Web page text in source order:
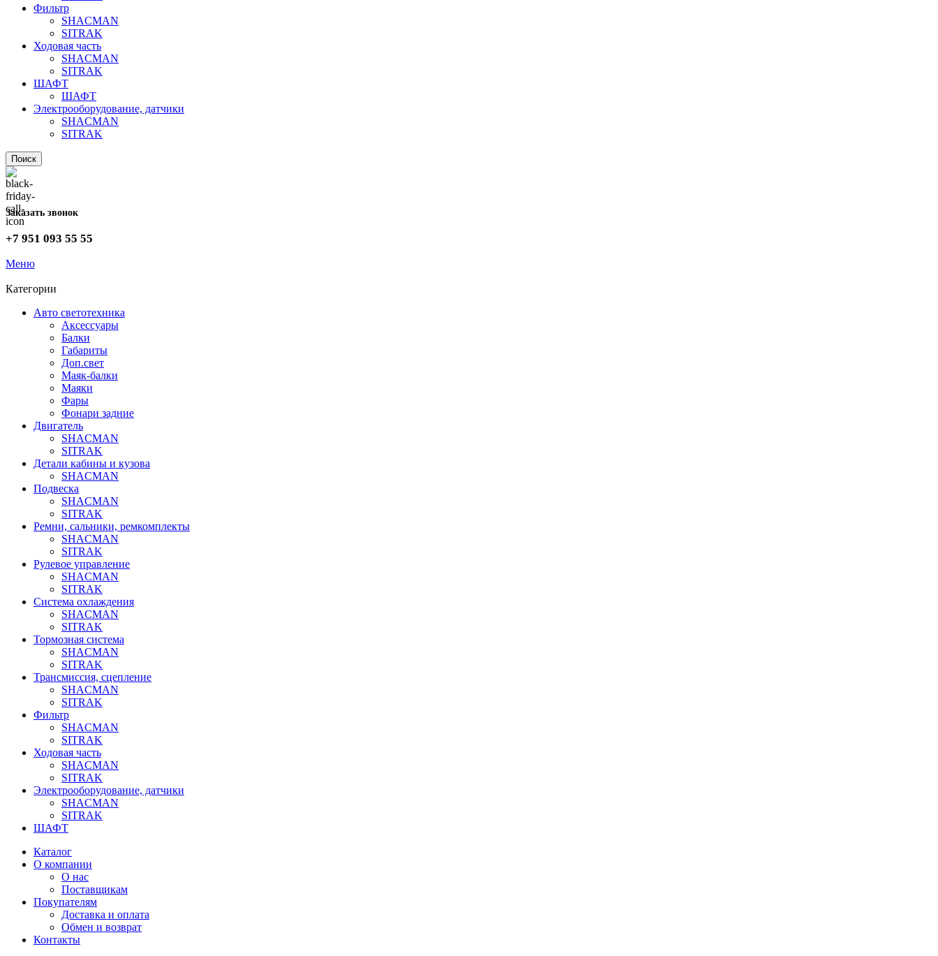
Фильтр
SHACMAN
SITRAK
Ходовая часть
SHACMAN
SITRAK
ШАФТ
ШАФТ
Электрооборудование, датчики
SHACMAN
SITRAK
Поиск
Заказать звонок
+7 951 093 55 55
Меню
Категории
Авто светотехника
Аксессуары
Балки
Габариты
Доп.свет
Маяк-балки
Маяки
Фары
Фонари задние
Двигатель
SHACMAN
SITRAK
Детали кабины и кузова
SHACMAN
Подвеска
SHACMAN
SITRAK
Ремни, сальники, ремкомплекты
SHACMAN
SITRAK
Рулевое управление
SHACMAN
SITRAK
Система охлаждения
SHACMAN
SITRAK
Тормозная система
SHACMAN
SITRAK
Трансмиссия, сцепление
SHACMAN
SITRAK
Фильтр
SHACMAN
SITRAK
Ходовая часть
SHACMAN
SITRAK
Электрооборудование, датчики
SHACMAN
SITRAK
ШАФТ
Каталог
О компании
О нас
Поставщикам
Покупателям
Доставка и оплата
Обмен и возврат
Контакты